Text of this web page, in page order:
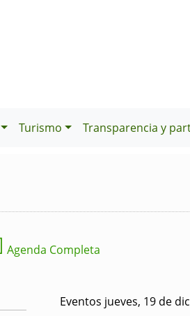
Turismo Transparencia y
Agenda Completa
Eventos jueves, 19 de